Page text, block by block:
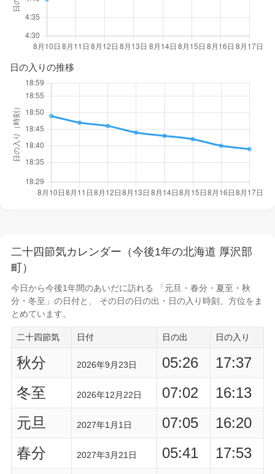
日の入りの推移
二十四節気カレンダー（今後1年の北海道 厚沢部
町）
今日から今後1年間のあいだに訪れる 「元旦・春分・夏至・秋
分・冬至」の日付と、 その日の日の出・日の入り時刻
、方位をま
とめています。
二十四節気 日付 日の出 日の入り
秋分 2026年9月23日 05:26
17:37
冬至
2026年12月22日 07:02
16:13
元旦
2027年1月1日 07:05
16:20
春分
2027年3月21日 05:41
17:53